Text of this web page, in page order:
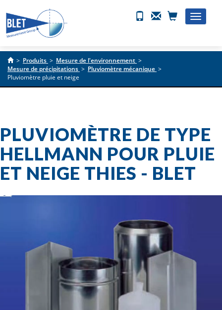
Toggle
> Produits > Mesure de l'environnement >
Mesure de précipitations > Pluviomètre mécanique >
Pluviomètre pluie et neige
PLUVIOMÈTRE DE TYPE
HELLMANN POUR PLUIE
ET NEIGE THIES - BLET